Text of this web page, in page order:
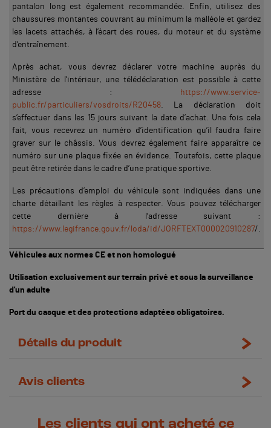
pantalon long est également recommandée. Enfin, utilisez des
chaussures montantes couvrant au minimum la malléole et gardez
les lacets attachés, à l’écart des roues, du moteur et du système
d’entraînement.
Après achat, vous devrez déclarer votre machine auprès du
Ministère de l’intérieur, une télédéclaration est possible à cette
adresse :
https://www.service-
public.fr/particuliers/vosdroits/R20458 . La déclaration doit
s’effectuer dans les 15 jours suivant la date d’achat. Une fois cela
fait, vous recevrez un numéro d’identification qu’il faudra faire
graver sur le châssis. Vous devrez également faire apparaître ce
numéro sur une plaque fixée en évidence. Toutefois, cette plaque
peut être retirée dans le cadre d’une pratique sportive.
Les précautions d’emploi du véhicule sont indiquées dans une
charte détaillant les règles à respecter. Vous pouvez télécharger
cette dernière à l’adresse suivant :
https://www.legifrance.gouv.fr/loda/id/JORFTEXT000020910287/.
Véhicules aux normes CE et non homologué
Utilisation exclusivement sur terrain privé et sous la surveillance
d'un adulte
Port du casque et des protections adaptées obligatoires.
Détails du produit
Avis clients
Les clients qui ont acheté ce